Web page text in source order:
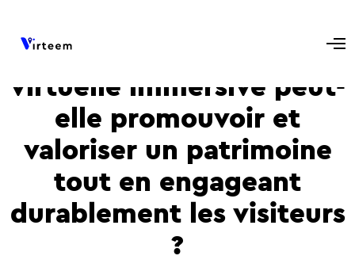
Comment une visite
virtuelle immersive peut-
elle promouvoir et
valoriser un patrimoine
tout en engageant
durablement les visiteurs
?